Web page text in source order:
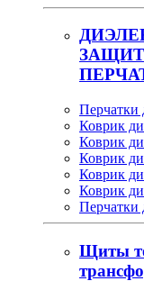
Перчатки
Коврик
Коврик
Коврик
Коврик
Коврик
Перчатки
Щиты